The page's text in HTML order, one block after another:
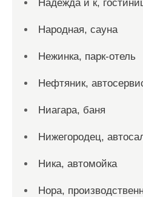
Надежда и к,
Народная, сауна
Нежинка, парк-отель
Нефтяник,
Ниагара, баня
Нижегородец,
Ника, автомойка
Нора,